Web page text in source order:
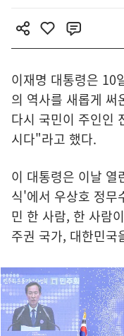
이재명 대통령은 10
의 역사를 새롭게 써
다시 국민이 주인인
시다"라고 했다.
이 대통령은 이날 열
식'에서 우상호 정무
민 한 사람, 한 사람
주권 국가, 대한민